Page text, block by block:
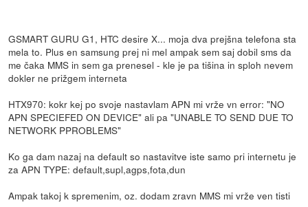
GSMART GURU G1, HTC desire X... moja dva prejšna telefona sta
mela to. Plus en samsung prej ni mel ampak sem saj dobil sms da
me čaka MMS in sem ga prenesel - kle je pa tišina in sploh nevem
dokler ne prižgem interneta
HTX970: kokr kej po svoje nastavlam APN mi vrže vn error: "NO
APN SPECIEFED ON DEVICE" ali pa "UNABLE TO SEND DUE TO
NETWORK PPROBLEMS"
Ko ga dam nazaj na default so nastavitve iste samo pri internetu je
za APN TYPE: default,supl,agps,fota,dun
Ampak takoj k spremenim, oz. dodam zravn MMS mi vrže ven tisti